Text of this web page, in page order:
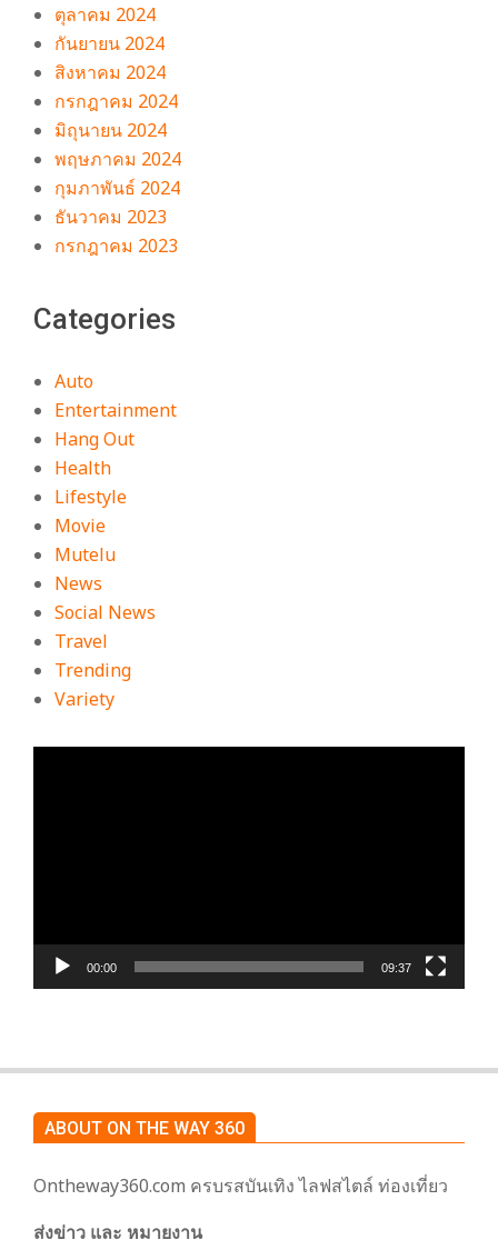
ตุลาคม 2024
กันยายน 2024
สิงหาคม 2024
กรกฎาคม 2024
มิถุนายน 2024
พฤษภาคม 2024
กุมภาพันธ์ 2024
ธันวาคม 2023
กรกฎาคม 2023
Categories
Auto
Entertainment
Hang Out
Health
Lifestyle
Movie
Mutelu
News
Social News
Travel
Trending
Variety
00:00 09:37
ABOUT ON THE WAY 360
Ontheway360.com ครบรสบันเทิง ไลฟสไตล์ ท่องเที่ยว
ส่งข่าว และ หมายงาน